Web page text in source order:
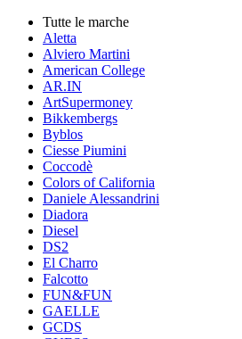
Tutte le marche
Aletta
Alviero Martini
American College
AR.IN
ArtSupermoney
Bikkembergs
Byblos
Ciesse Piumini
Coccodè
Colors of California
Daniele Alessandrini
Diadora
Diesel
DS2
El Charro
Falcotto
FUN&FUN
GAELLE
GCDS